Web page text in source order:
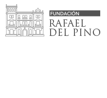
Saltar
al
contenido